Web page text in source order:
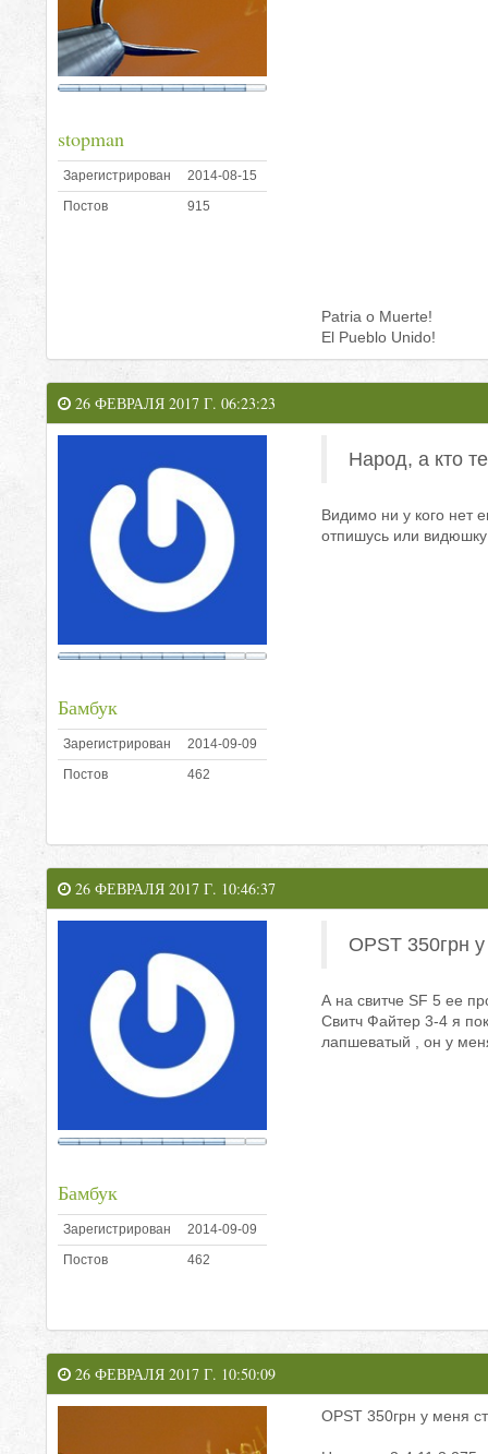
stopman
Зарегистрирован
2014-08-15
Постов
915
Patria o Muerte!
El Pueblo Unido!
26 ФЕВРАЛЯ 2017 Г. 06:23:23
Бамбук
Зарегистрирован
2014-09-09
Постов
462
Народ, а кто
Видимо ни у кого нет
отпишусь или
26 ФЕВРАЛЯ 2017 Г. 10:46:37
Бамбук
Зарегистрирован
2014-09-09
Постов
462
OPST 350грн
А на свитче SF 5 ее
Свитч Файтер 3-4 я
лапшеватый , он у
26 ФЕВРАЛЯ 2017 Г. 10:50:09
OPST 350грн у меня